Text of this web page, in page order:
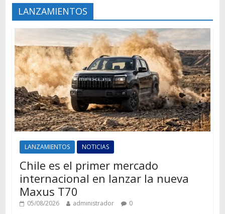
LANZAMIENTOS
LANZAMIENTOS NOTICIAS
Chile es el primer mercado
internacional en lanzar la nueva
Maxus T70
05/08/2026 administrador 0